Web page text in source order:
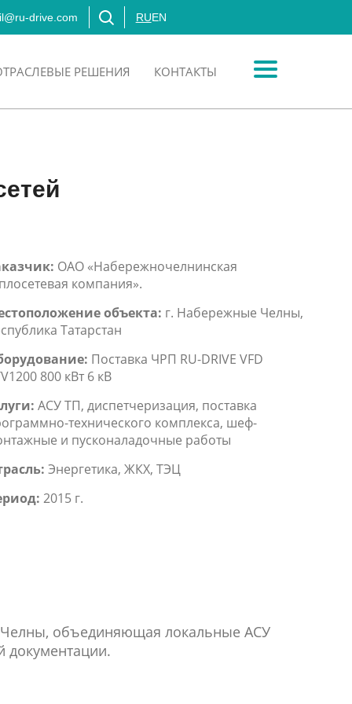
drive.com RUEN
РЕШЕНИЯ КОНТАКТЫ
ОАО «Набережночелнинская
компания».
объекта: г. Набережные Челны,
Татарстан
Поставка ЧРП RU-DRIVE VFD
800 кВт 6 кВ
АСУ ТП, диспетчеризация, поставка
технического комплекса, шеф-
и пусконаладочные работы
Энергетика, ЖКХ, ТЭЦ
2015 г.
Челны, объединяющая локальные АСУ
документации.